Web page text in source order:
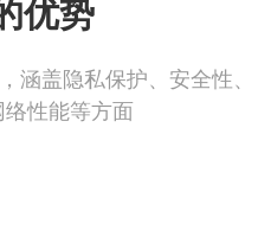
优势
涵盖隐私保护、安全性、
性能等方面